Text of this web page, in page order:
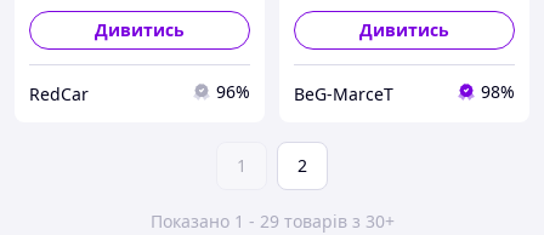
Дивитись
RedCar 96%
Дивитись
BeG-MarceT 98%
1 2
Показано 1 - 29 товарів з 30+